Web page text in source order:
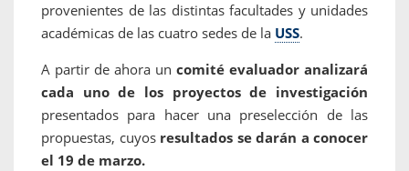
provenientes de las distintas facultades y unidades
académicas de las cuatro sedes de la USS.
A partir de ahora un comité evaluador analizará
cada uno de los proyectos de investigación
presentados para hacer una preselección de las
propuestas, cuyos resultados se darán a conocer
el 19 de marzo.